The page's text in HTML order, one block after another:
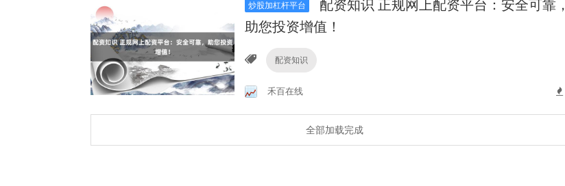
炒股加杠杆平台
配资知识 正规网上配资平台：安全可靠，
助您投资增值！
配资知识
禾百在线
全部加载完成